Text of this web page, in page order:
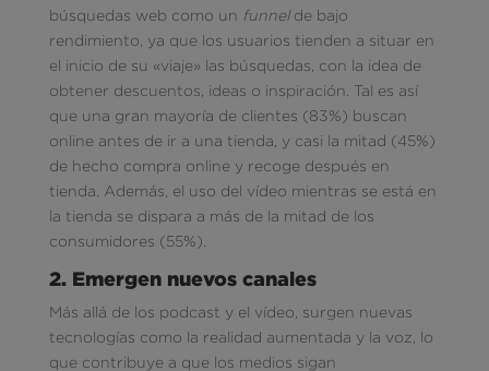
búsquedas web como un funnelde bajo
rendimiento, ya que los usuarios tienden a situar en
el inicio de su «viaje» las búsquedas, con la idea de
obtener descuentos, ideas o inspiración. Tal es así
que una gran mayoría de clientes (83%) buscan
online antes de ir a una tienda, y casi la mitad (45%)
de hecho compra online y recoge después en
tienda. Además, el uso del vídeo mientras se está en
la tienda se dispara a más de la mitad de los
consumidores (55%).
2. Emergen nuevos canales
Más allá de los podcast y el vídeo, surgen nuevas
tecnologías como la realidad aumentada y la voz, lo
que contribuye a que los medios sigan